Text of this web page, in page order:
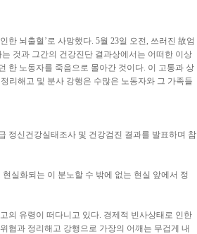
한 뇌출혈’로 사망했다. 5월 23일 오전, 쓰러진 故엄
것과 그간의 건강진단 결과상에서는 어떠한 이상
한 노동자를 죽음으로 몰아간 것이다. 이 고통과 상
리해고 및 분사 강행은 수많은 노동자와 그 가족들
정신건강실태조사 및 건강검진 결과를 발표하며 참
실화되는 이 분노할 수 밖에 없는 현실 앞에서 정
의 유령이 떠다니고 있다. 경제적 빈사상태로 인한
협과 정리해고 강행으로 가장의 어깨는 무겁게 내